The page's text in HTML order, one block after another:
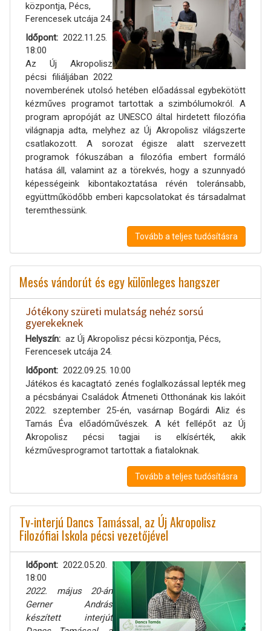
központja, Pécs,
Ferencesek utcája 24.
Időpont
2022.11.25.
18:00
Az Új Akropolisz
pécsi filiáljában 2022
novemberének utolsó hetében előadással egybekötött
kézműves programot tartottak a szimbólumokról. A
program apropóját az UNESCO által hirdetett filozófia
világnapja adta, melyhez az Új Akropolisz világszerte
csatlakozott. A sorozat égisze alatt szervezett
programok fókuszában a filozófia embert formáló
hatása áll, valamint az a törekvés, hogy a szunnyadó
képességeink kibontakoztatása révén toleránsabb,
együttműködőbb emberi kapcsolatokat és társadalmat
teremthessünk.
Tovább a teljes tudósításra
Mesés vándorút és egy különleges hangszer
Jótékony szüreti mulatság nehéz sorsú
gyerekeknek
Helyszín
az Új Akropolisz pécsi központja, Pécs,
Ferencesek utcája 24.
Időpont
2022.09.25. 10:00
Játékos és kacagtató zenés foglalkozással lepték meg
a pécsbányai Családok Átmeneti Otthonának kis lakóit
2022. szeptember 25-én, vasárnap Bogárdi Aliz és
Tamás Éva előadóművészek. A két fellépőt az Új
Akropolisz pécsi tagjai is elkísérték, akik
kézművesprogramot tartottak a fiataloknak.
Tovább a teljes tudósításra
Tv-interjú Dancs Tamással, az Új Akropolisz
Filozófiai Iskola pécsi vezetőjével
Időpont
2022.05.20.
18:00
2022. május 20-án
Gerner András
készített interjút